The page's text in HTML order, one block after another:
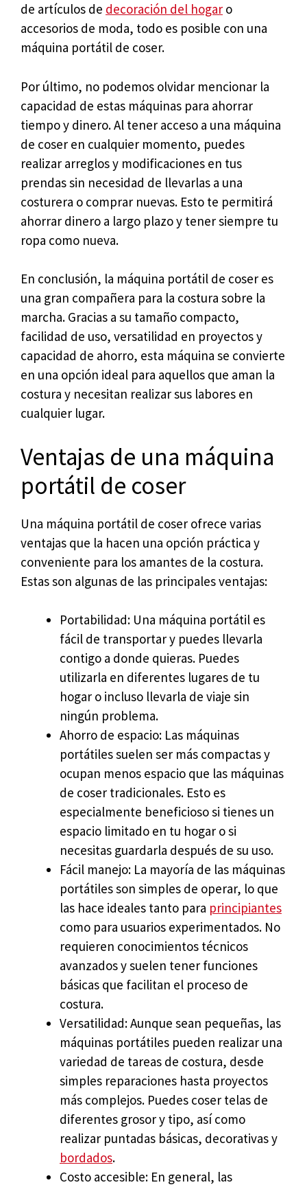
de artículos de decoración del hogar o
accesorios de moda, todo es posible con una
máquina portátil de coser.
Por último, no podemos olvidar mencionar la
capacidad de estas máquinas para ahorrar
tiempo y dinero. Al tener acceso a una máquina
de coser en cualquier momento, puedes
realizar arreglos y modificaciones en tus
prendas sin necesidad de llevarlas a una
costurera o comprar nuevas. Esto te permitirá
ahorrar dinero a largo plazo y tener siempre tu
ropa como nueva.
En conclusión, la máquina portátil de coser es
una gran compañera para la costura sobre la
marcha. Gracias a su tamaño compacto,
facilidad de uso, versatilidad en proyectos y
capacidad de ahorro, esta máquina se convierte
en una opción ideal para aquellos que aman la
costura y necesitan realizar sus labores en
cualquier lugar.
Ventajas de una máquina
portátil de coser
Una máquina portátil de coser ofrece varias
ventajas que la hacen una opción práctica y
conveniente para los amantes de la costura.
Estas son algunas de las principales ventajas:
Portabilidad: Una máquina portátil es
fácil de transportar y puedes llevarla
contigo a donde quieras. Puedes
utilizarla en diferentes lugares de tu
hogar o incluso llevarla de viaje sin
ningún problema.
Ahorro de espacio: Las máquinas
portátiles suelen ser más compactas y
ocupan menos espacio que las máquinas
de coser tradicionales. Esto es
especialmente beneficioso si tienes un
espacio limitado en tu hogar o si
necesitas guardarla después de su uso.
Fácil manejo: La mayoría de las máquinas
portátiles son simples de operar, lo que
las hace ideales tanto para principiantes
como para usuarios experimentados. No
requieren conocimientos técnicos
avanzados y suelen tener funciones
básicas que facilitan el proceso de
costura.
Versatilidad: Aunque sean pequeñas, las
máquinas portátiles pueden realizar una
variedad de tareas de costura, desde
simples reparaciones hasta proyectos
más complejos. Puedes coser telas de
diferentes grosor y tipo, así como
realizar puntadas básicas, decorativas y
bordados.
Costo accesible: En general, las